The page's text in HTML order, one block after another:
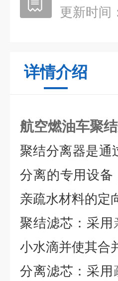
更新时间
详情介绍
航空燃油车聚
聚结分离器是通
分离的专用设备
亲疏水材料的定
聚结滤芯： 采用
小水滴并使其合
分离滤芯： 采用